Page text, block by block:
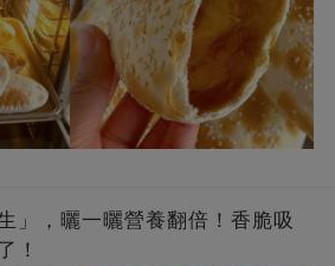
」，曬一曬營養翻倍！香脆吸
！